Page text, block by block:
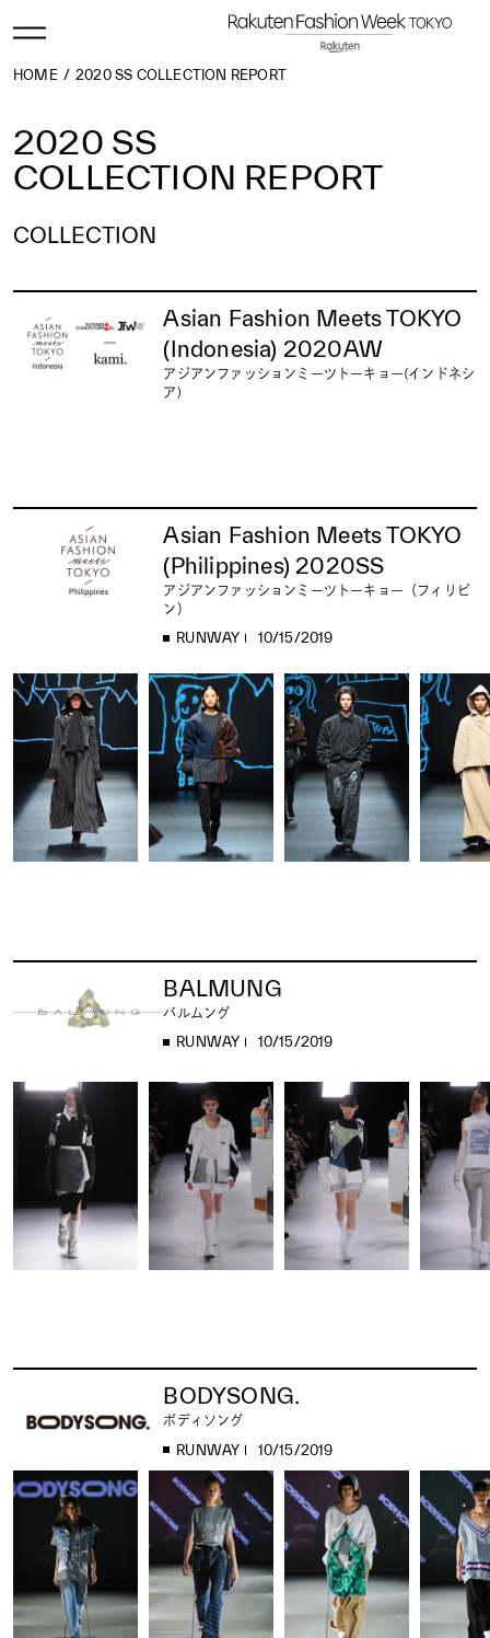
HOME 2020 SS COLLECTION REPORT
2020 SS
COLLECTION REPORT
COLLECTION
2023 SS2022 AW2022 SS2021 AW2021 SS2020 AW2020 SS
2019 AW
2018 AW2018 SS2017 AW2017 SS2016 AW2016 SS
2015 AW 2015 SS2014 AW
2011 AW
2011 SS2010 AW2010 SS2009 AW2009 SS2008 AW
2008 SS
2007 AW 2007 SS2006 AW 2006 SS
Asian Fashion Meets TOKYO
(Indonesia) 2020AW
アジアンファッションミーツトーキョー(インドネシ
ア)
Asian Fashion Meets TOKYO
(Philippines) 2020SS
アジアンファッションミーツトーキョー（フィリピ
ン）
RUNWAY 10/15/2019
BALMUNG
バルムング
RUNWAY 10/15/2019
BODYSONG.
ボディソング
RUNWAY 10/15/2019